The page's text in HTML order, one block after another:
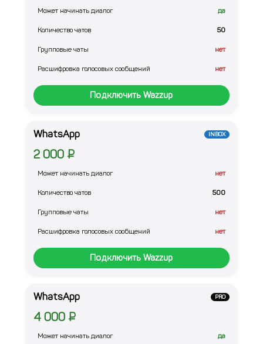
Может начинать диалог да
Количество чатов 50
Групповые чаты нет
Расшифровка голосовых сообщений нет
Подключить Wazzup
WhatsApp INBOX
2 000 ₽
Может начинать диалог нет
Количество чатов 500
Групповые чаты нет
Расшифровка голосовых сообщений нет
Подключить Wazzup
WhatsApp PRO
4 000 ₽
Может начинать диалог да